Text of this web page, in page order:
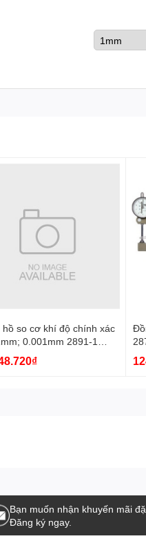
so cơ khí độ chính xác
0.001mm 2891-1
Bạn muốn nhận khuyến mãi
Đăng ký ngay.